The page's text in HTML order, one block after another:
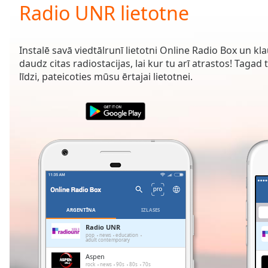
Current
Time0:00
Duration-:-
Loaded:
0.00%
Remaining
Radio UNR lietotne
Instalē savā viedtālrunī lietotni Online Radio Box un
daudz citas radiostacijas, lai kur tu arī atrastos! Tagad
līdzi, pateicoties mūsu ērtajai lietotnei.
ARGENTĪNA IZLASES
Radio UNR
pop news education
adult contemporary
Aspen
rock news 90s 80s 70s